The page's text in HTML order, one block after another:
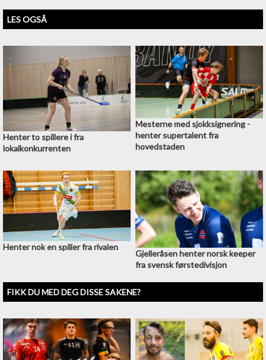
LES OGSÅ
Henter to spillere i fra
lokalkonkurrenten
Mesterne med sjokksignering -
henter supertalent fra
hovedstaden
Henter nok en spiller fra rivalen
Gjelleråsen henter norsk keeper
fra svensk førstedivisjon
FIKK DU MED DEG DISSE SAKENE?